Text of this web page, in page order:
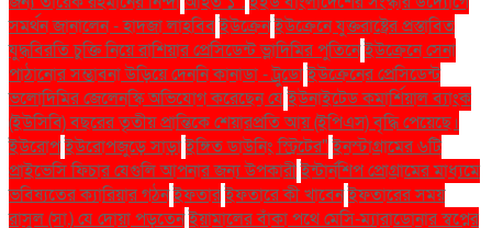
সমর্থন জানালেন - হাদজা লাহবিবইউক্রেনইউক্রেনে যুক্তরাষ্ট্রের প্রস্তাবিত
যুদ্ধবিরতি চুক্তি নিয়ে রাশিয়ার প্রেসিডেন্ট ভ্লাদিমির পুতিনেইউক্রেনে সেনা
পাঠানোর সম্ভাবনা উড়িয়ে দেননি কানাডা - ট্রুডোইউক্রেনের প্রেসিডেন্ট
ভলোদিমির জেলেনস্কি অভিযোগ করেছেন যেইউনাইটেড কমার্শিয়াল ব্যাংক
(ইউসিবি) বছরের তৃতীয় প্রান্তিকে শেয়ারপ্রতি আয় (ইপিএস) বৃদ্ধি পেয়েছে।
ইউরোপইউরোপজুড়ে সাড়াইঙ্গিত ডাউনিং স্ট্রিটের" ইনস্টাগ্রামের ৬টি
প্রাইভেসি ফিচার যেগুলি আপনার জন্য উপকারীইন্টার্নশিপ প্রোগ্রামের মাধ্যমে
ভবিষ্যতের ক্যারিয়ার গঠনইফতারইফতারে কী খাবেনইফতারের সময়
রাসুল (সা.) যে দোয়া পড়তেনইয়ামালের বাঁকা পথে মেসি-ম্যারাডোনার স্বপ্নের